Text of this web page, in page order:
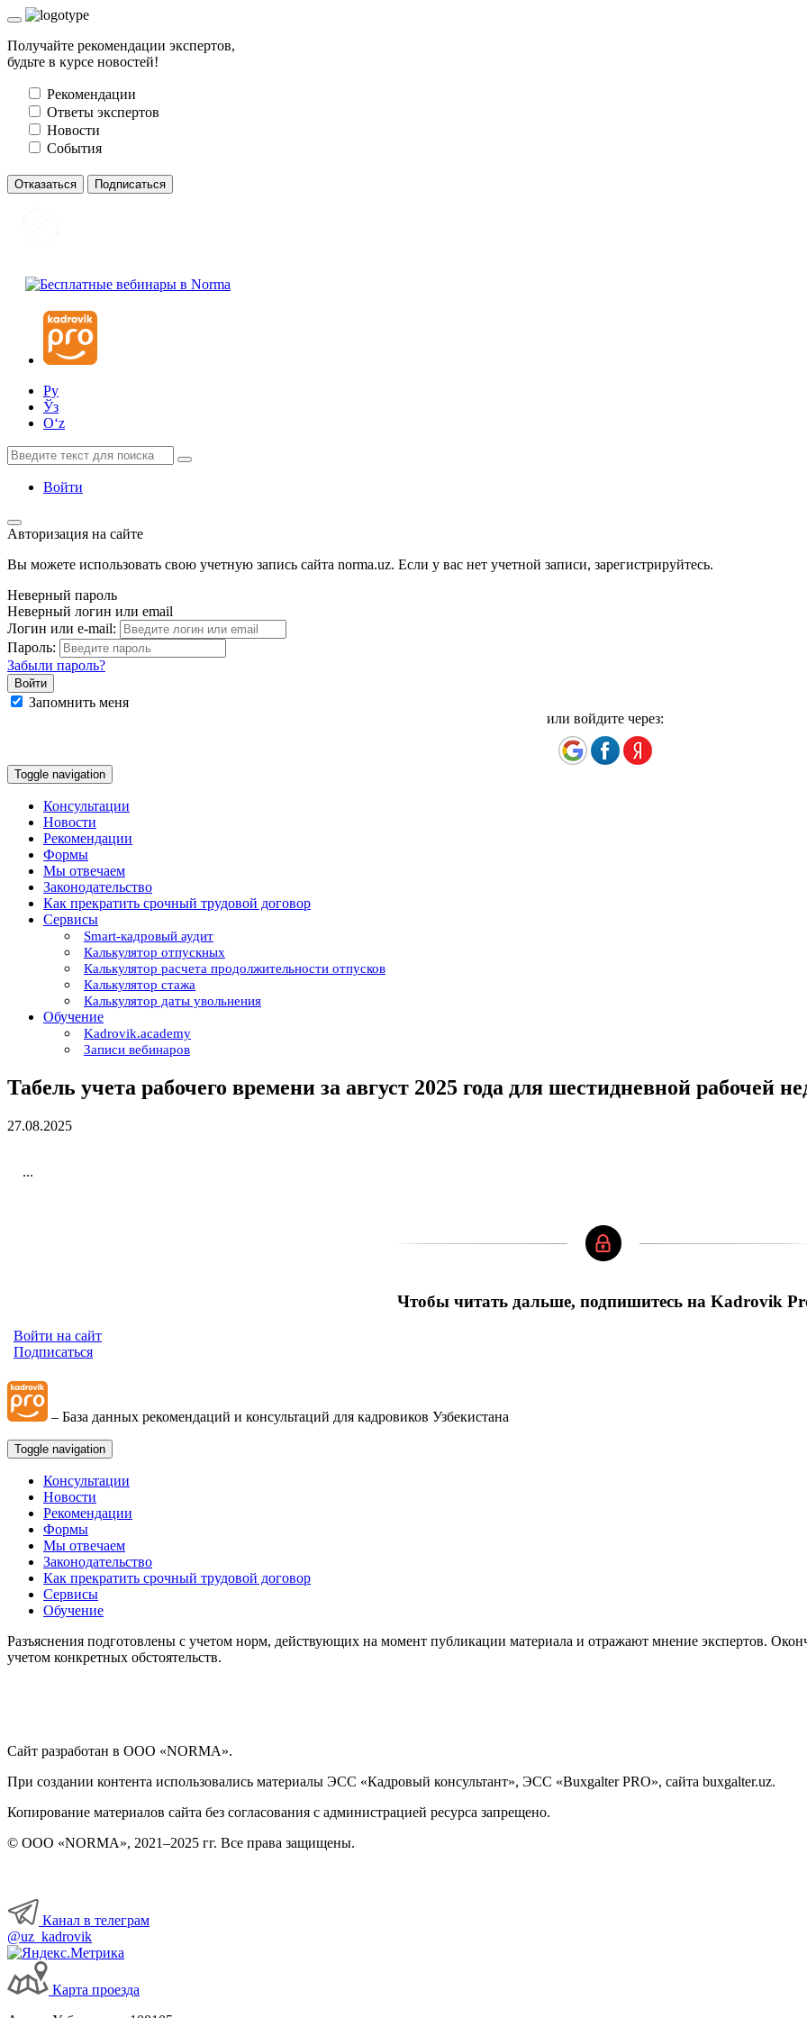
Получайте рекомендации экспертов,
будьте в курсе новостей!
Рекомендации
Ответы экспертов
Новости
События
Отказаться Подписаться
Ру
Ўз
Oʻz
Войти
Авторизация на сайте
Вы можете использовать свою учетную запись сайта norma.uz. Если у вас нет учетной записи, зарегистрируйтесь.
Неверный пароль
Неверный логин или email
Логин или e-mail:
Пароль:
Забыли пароль?
Запомнить меня
или войдите через:
Toggle navigation
Консультации
Новости
Рекомендации
Формы
Мы отвечаем
Законодательство
Как прекратить срочный трудовой договор
Сервисы
Smart-кадровый аудит
Калькулятор отпускных
Калькулятор расчета продолжительности отпусков
Калькулятор стажа
Калькулятор даты увольнения
Обучение
Kadrovik.academy
Записи вебинаров
Табель учета рабочего времени за август 2025 года для шестидневной рабочей
27.08.2025
...
Чтобы читать дальше, подпишитесь на Kadrovik
Войти на сайт
Подписаться
– База данных рекомендаций и консультаций для кадровиков Узбекистана
Toggle navigation
Консультации
Новости
Рекомендации
Формы
Мы отвечаем
Законодательство
Как прекратить срочный трудовой договор
Сервисы
Обучение
Разъяснения подготовлены с учетом норм, действующих на момент публикации материала и отражают мнение экспертов.
учетом конкретных обстоятельств.
Сайт разработан в ООО «NORMA».
При создании контента использовались материалы ЭСС «Кадровый консультант», ЭСС «Buxgalter PRO», сайта buxgalter.uz.
Копирование материалов сайта без согласования с администрацией ресурса запрещено.
© ООО «NORMA», 2021–2025 гг. Все права защищены.
Канал в телеграм
@uz_kadrovik
Карта проезда